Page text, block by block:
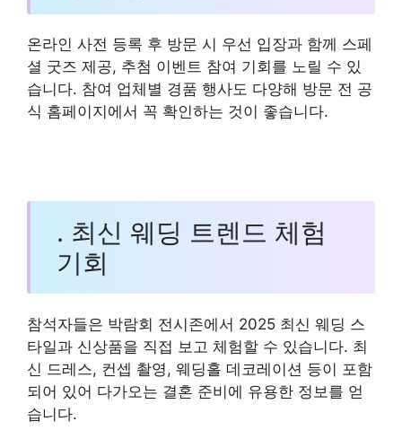
온라인 사전 등록 후 방문 시 우선 입장과 함께 스페
셜 굿즈 제공, 추첨 이벤트 참여 기회를 노릴 수 있
습니다. 참여 업체별 경품 행사도 다양해 방문 전 공
식 홈페이지에서 꼭 확인하는 것이 좋습니다.
. 최신 웨딩 트렌드 체험
기회
참석자들은 박람회 전시존에서 2025 최신 웨딩 스
타일과 신상품을 직접 보고 체험할 수 있습니다. 최
신 드레스, 컨셉 촬영, 웨딩홀 데코레이션 등이 포함
되어 있어 다가오는 결혼 준비에 유용한 정보를 얻
습니다.